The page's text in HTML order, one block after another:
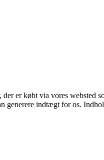
er købt via vores websted
indtægt for os.